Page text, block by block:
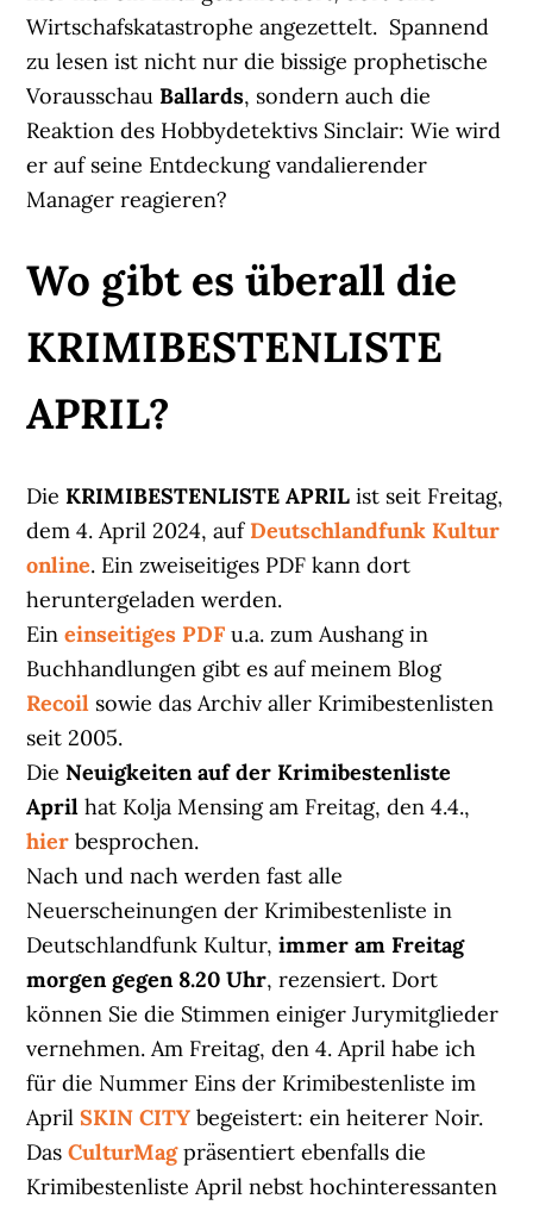
Wirtschafskatastrophe angezettelt. Spannend
zu lesen ist nicht nur die bissige prophetische
Vorausschau Ballards, sondern auch die
Reaktion des Hobbydetektivs Sinclair: Wie wird
er auf seine Entdeckung vandalierender
Manager reagieren?
Wo gibt es überall die
KRIMIBESTENLISTE
APRIL?
Die KRIMIBESTENLISTE APRIL ist seit Freitag,
dem 4. April 2024, auf Deutschlandfunk Kultur
online. Ein zweiseitiges PDF kann dort
heruntergeladen werden.
Eineinseitiges PDFu.a. zum Aushang in
Buchhandlungen gibt es auf meinem Blog
Recoil sowie das Archiv aller Krimibestenlisten
seit 2005.
DieNeuigkeiten auf der Krimibestenliste
April hat Kolja Mensing am Freitag, den 4.4.,
hier besprochen.
Nach und nach werden fast alle
Neuerscheinungen der Krimibestenliste in
Deutschlandfunk Kultur,immer am Freitag
morgen gegen 8.20 Uhr, rezensiert. Dort
können Sie die Stimmen einiger Jurymitglieder
vernehmen. Am Freitag, den 4. April habe ich
für die Nummer Eins der Krimibestenliste im
AprilSKIN CITY begeistert: ein heiterer Noir.
DasCulturMag präsentiert ebenfalls die
Krimibestenliste April nebst hochinteressanten